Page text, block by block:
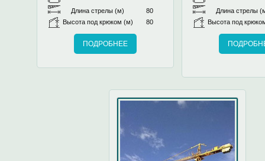
Длина стрелы (м)
80
Высота под крюком (м)
80
ПОДРОБНЕЕ
Длина стрелы
Высота под